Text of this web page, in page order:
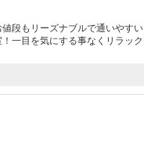
段もリーズナブルで通いやすい
一目を気にする事なくリラック